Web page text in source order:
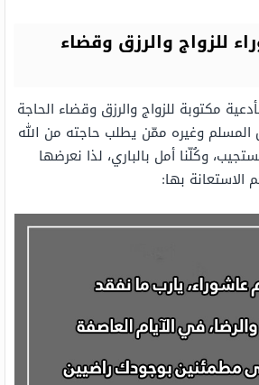
للزواج والرزق وقضاء
مكتوبة للزواج والرزق وقضاء الحاجة
وغيره ممّن يطلب حاجته من الله
وكُلّنا أمل بالباري، لذا نعرضها
الاستعانة بها: